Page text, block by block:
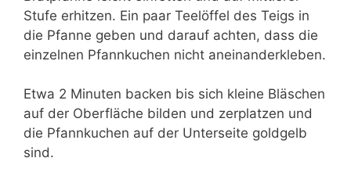
Stufe erhitzen. Ein paar Teelöffel des Teigs in
die Pfanne geben und darauf achten, dass die
einzelnen Pfannkuchen nicht aneinanderkleben.
Etwa 2 Minuten backen bis sich kleine Bläschen
auf der Oberfläche bilden und zerplatzen und
die Pfannkuchen auf der Unterseite goldgelb
sind.